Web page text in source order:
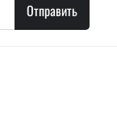
Отправить